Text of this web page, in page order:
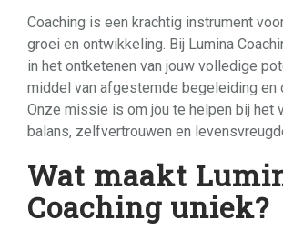
Coaching is een krachtig instrument
groei en ontwikkeling. Bij Lumina
in het ontketenen van jouw volledige
middel van afgestemde begeleiding en
Onze missie is om jou te helpen bij het
balans, zelfvertrouwen en
Wat maakt
Coaching uniek?